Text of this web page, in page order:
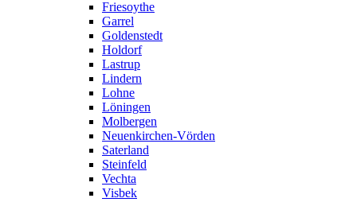
Friesoythe
Garrel
Goldenstedt
Holdorf
Lastrup
Lindern
Lohne
Löningen
Molbergen
Neuenkirchen-Vörden
Saterland
Steinfeld
Vechta
Visbek